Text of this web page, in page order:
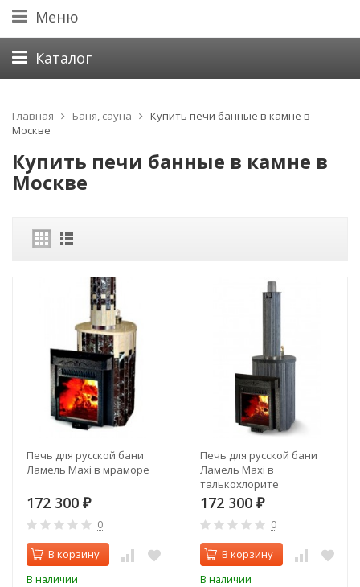
Меню
Каталог
Главная Баня, сауна
Купить печи банные в камне в
Москве
Купить печи банные в камне в
Москве
Печь для русской бани
Ламель Maxi в мраморе
172 300 ₽
0
В корзину
В наличии
Печь для русской бани
Ламель Maxi в
талькохлорите
172 300 ₽
0
В корзину
В наличии